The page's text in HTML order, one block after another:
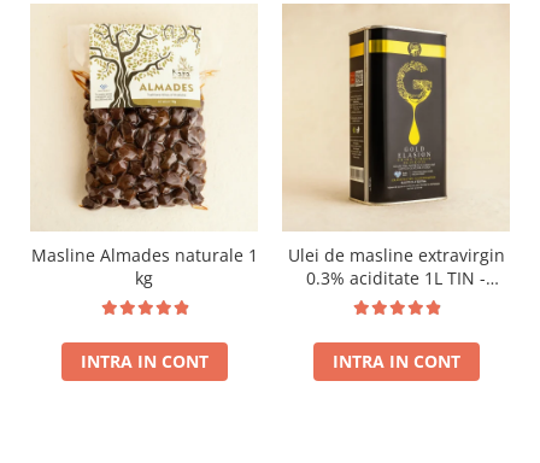
Masline Almades naturale 1
kg
INTRA IN CONT
Ulei de masline extravirgin
0.3% aciditate 1L TIN -
presat la rece - Recolta
INTRA IN CONT